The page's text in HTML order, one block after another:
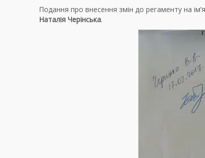
Подання про внесення змін до регаменту на
Наталія Черінська.